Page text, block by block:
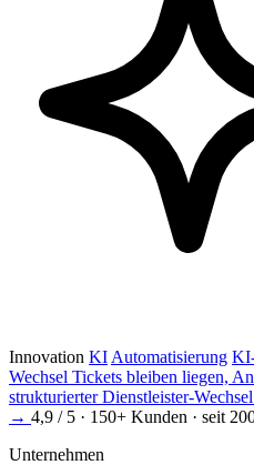
Innovation KI Automatisierung
Wechsel Tickets bleiben liegen,
strukturierter Dienstleister-
→ 4,9 / 5 · 150+ Kunden · seit
Unternehmen